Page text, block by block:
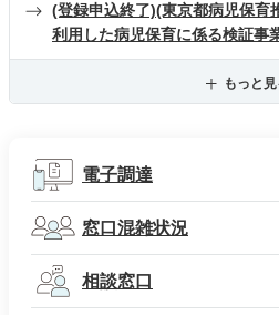
(登録申込終了)(東京都病児保育
利用した病児保育に係る検証事
もっと見
電子調達
窓口混雑状況
相談窓口